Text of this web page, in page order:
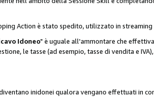
Action è stato spedito, utilizzato in streaming
Idoneo" è uguale all'ammontare che
le tasse (ad esempio, tasse di vendita e
inidonei qualora vengano effettuati in